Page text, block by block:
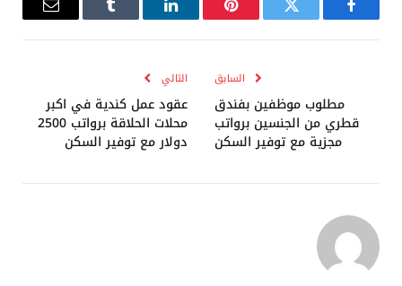
فيسبوك تويتر بينتيريستلينكدإن Tumblr
البريد
السابق
مطلوب موظفين بفندق
قطري من الجنسين برواتب
مجزية مع توفير السكن
التالي
عقود عمل كندية في اكبر
محلات الحلاقة برواتب 2500
دولار مع توفير السكن